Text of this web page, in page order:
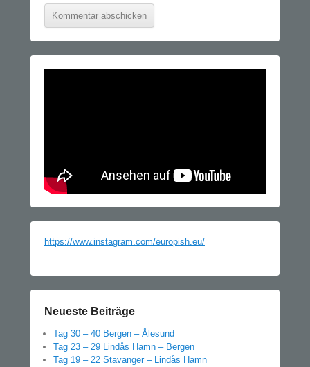
https://www.instagram.com/europish.eu/
Neueste Beiträge
Tag 30 – 40 Bergen – Ålesund
Tag 23 – 29 Lindås Hamn – Bergen
Tag 19 – 22 Stavanger – Lindås Hamn